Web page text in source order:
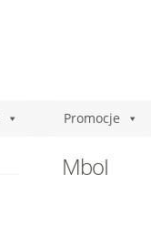
Promocje
MboI